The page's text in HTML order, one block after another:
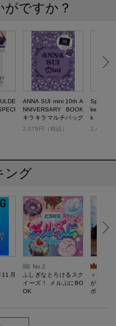
ですか？
ANNA SUI mini 10th A
NNIVERSARY BOOK
キラキラマルチバッグ
Ver.
2,079円（税込）
Spick &
ket
k
2,420円
ング
11月
No.2
ふしぎなとろけるスク
イーズ！ メルぷにBO
OK
＜SALE
がある
ポーチ